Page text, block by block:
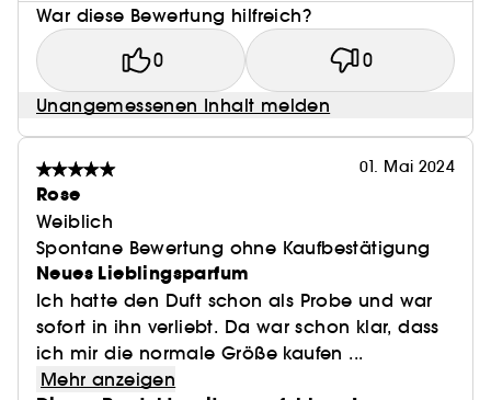
War diese Bewertung hilfreich?
0 0
Unangemessenen Inhalt melden
01. Mai 2024
Rose
Weiblich
Spontane Bewertung ohne Kaufbestätigung
Neues Lieblingsparfum
Ich hatte den Duft schon als Probe und war
sofort in ihn verliebt. Da war schon klar, dass
ich mir die normale Größe kaufen ...
Mehr anzeigen